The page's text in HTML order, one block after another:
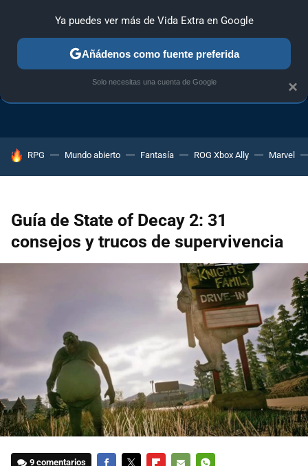
TRUCOS PC TRUCOS XBOX ONE
HOY SE HABLA DE
RPG Mundo abierto Fantasía ROG Xbox Ally Marvel
Guía de State of Decay 2: 31
consejos y trucos de supervivencia
9 comentarios
×
Ya puedes ver más de Vida Extra en Google
Añádenos como fuente preferida
Solo necesitas una cuenta de Google